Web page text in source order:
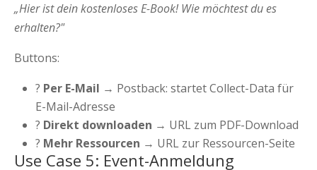
„Hier ist dein kostenloses E-Book! Wie möchtest du es
erhalten?"
Buttons:
? Per E-Mail → Postback: startet Collect-Data für
E-Mail-Adresse
? Direkt downloaden → URL zum PDF-Download
? Mehr Ressourcen → URL zur Ressourcen-Seite
Use Case 5: Event-Anmeldung